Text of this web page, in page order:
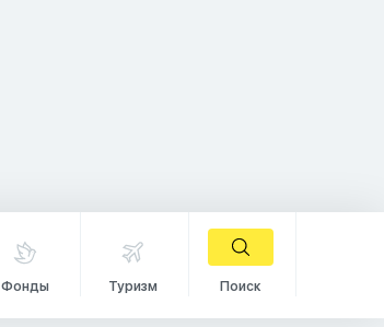
Фонды Туризм Поиск